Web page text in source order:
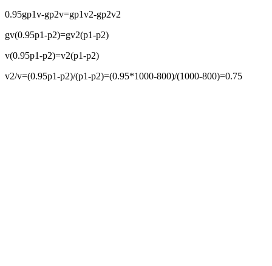
0.95gp1v-gp2v=gp1v2-gp2v2
gv(0.95p1-p2)=gv2(p1-p2)
v(0.95p1-p2)=v2(p1-p2)
v2/v=(0.95p1-p2)/(p1-p2)=(0.95*1000-800)/(1000-800)=0.75